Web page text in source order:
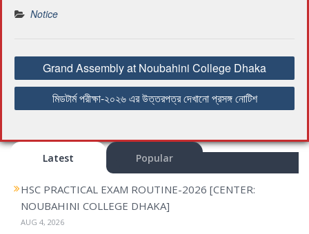
Notice
P
o
t
a
g
a
t
Grand Assembly at Noubahini College Dhaka
মিডটার্ম পরীক্ষা-২০২৬ এর উত্তরপত্র দেখানো প্রসঙ্গ নোটিশ
Latest Popular
HSC PRACTICAL EXAM ROUTINE-2026 [CENTER:
NOUBAHINI COLLEGE DHAKA]
AUG 4, 2026